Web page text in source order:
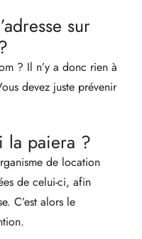
sur
? Il n’y a donc rien à
devez juste prévenir
la paiera ?
de location
de celui-ci, afin
C’est alors le